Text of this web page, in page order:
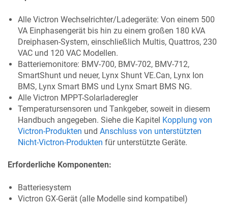
Alle Victron Wechselrichter/Ladegeräte: Von einem 500
VA Einphasengerät bis hin zu einem großen 180 kVA
Dreiphasen-System, einschließlich Multis, Quattros, 230
VAC und 120 VAC Modellen.
Batteriemonitore: BMV-700, BMV-702, BMV-712,
SmartShunt und neuer, Lynx Shunt VE.Can, Lynx Ion
BMS, Lynx Smart BMS und Lynx Smart BMS NG.
Alle Victron MPPT-Solarladeregler
Temperatursensoren und Tankgeber, soweit in diesem
Handbuch angegeben. Siehe die Kapitel Kopplung von
Victron-Produkten und Anschluss von unterstützten
Nicht-Victron-Produkten für unterstützte Geräte.
Erforderliche Komponenten:
Batteriesystem
Victron GX-Gerät (alle Modelle sind kompatibel)